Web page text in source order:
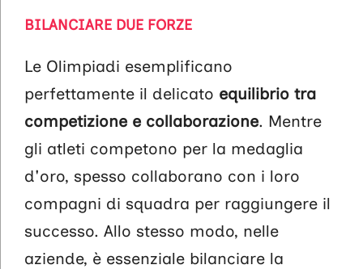
BILANCIARE DUE FORZE
Le Olimpiadi esemplificano
perfettamente il delicato equilibrio tra
competizione e collaborazione. Mentre
gli atleti competono per la medaglia
d'oro, spesso collaborano con i loro
compagni di squadra per raggiungere il
successo. Allo stesso modo, nelle
aziende, è essenziale bilanciare la